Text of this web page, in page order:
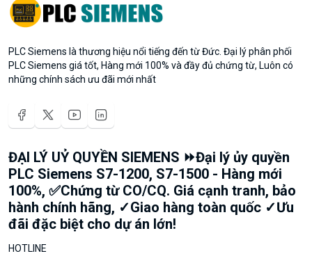
PLC Siemens là thương hiệu nổi tiếng đến từ Đức. Đại lý phân phối
PLC Siemens giá tốt, Hàng mới 100% và đầy đủ chứng từ, Luôn có
những chính sách ưu đãi mới nhất
ĐẠI LÝ UỶ QUYỀN SIEMENS ⏩Đại lý ủy quyền
PLC Siemens S7-1200, S7-1500 - Hàng mới
100%, ✅Chứng từ CO/CQ. Giá cạnh tranh, bảo
hành chính hãng, ✓Giao hàng toàn quốc ✓Ưu
đãi đặc biệt cho dự án lớn!
HOTLINE